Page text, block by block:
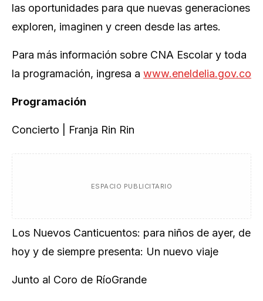
las oportunidades para que nuevas generaciones
exploren, imaginen y creen desde las artes.
Para más información sobre CNA Escolar y toda
la programación, ingresa a www.eneldelia.gov.co
Programación
Concierto | Franja Rin Rin
ESPACIO PUBLICITARIO
Los Nuevos Canticuentos: para niños de ayer, de
hoy y de siempre presenta: Un nuevo viaje
Junto al Coro de RíoGrande